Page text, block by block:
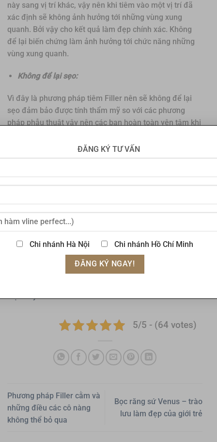
này sang vị trí khác, vậy nên khi tiêm vào một vị trí đã
xác định sẽ không ảnh hưởng tới những vùng xung
quanh. Bởi vậy cho kết quả làm đẹp chính xác. Không
để lại biến chứng làm ảnh hưởng tới chức năng những
vùng xung quanh.
Không để lại sẹo:
Vì đây là phương pháp tiêm Filler nên sẽ không để lại
sẹo đảm bảo được tính thẩm mỹ so với các phương
pháp phẫu thuật vậy nên các bạn hoàn toàn yên tâm khi
Phục hồi nhanh:
Vì không phải phẫu thuật, không gây ra vết thương hở
tiêm và thời gian phục hồi cũng sẽ rất nhanh chóng.
Thẩm mỹ viện Tấm là địa chỉ hàng đầu về làm đẹp
muốn đăng ký tư vấn dịch vụ tiêm filler mông, đừng
ngần ngại liên hệ với Tấm nhé!
hiện nay
5/5 - (64 votes)
Phương pháp Filler cằm và
những điều các cô nàng
không thể bỏ qua
Bọc răng sứ Venus – trào
lưu làm đẹp của giới trẻ
ĐĂNG KÝ TƯ VẤN
Chi nhánh Hà Nội Chi nhánh Hồ Chí Minh